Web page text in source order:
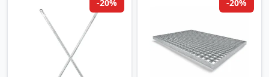
-20% -20%